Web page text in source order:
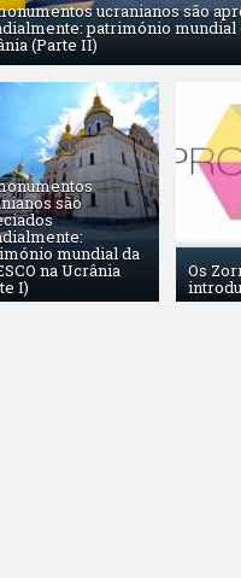
ucranianos são
património mundial
(Parte II)
são
mundial da
na Ucrânia
I)
Os